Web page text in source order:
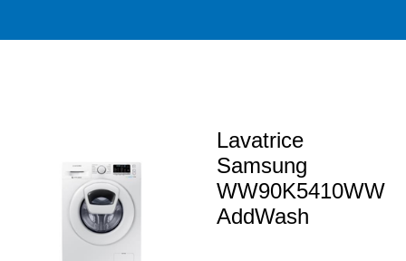
Lavatrice
Samsung
WW90K5410WW
AddWash